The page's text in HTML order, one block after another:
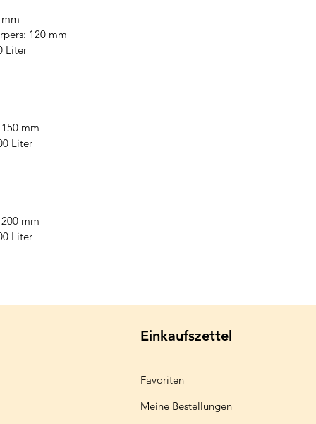
120 mm
Liter
mm
Liter
mm
Liter
Einkaufszettel
Favoriten
Meine Bestellungen